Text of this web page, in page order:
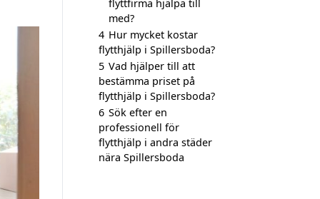
flyttfirma hjälpa till
med?
4 Hur mycket kostar
flytthjälp i Spillersboda?
5 Vad hjälper till att
bestämma priset på
flytthjälp i Spillersboda?
6 Sök efter en
professionell för
flytthjälp i andra städer
nära Spillersboda